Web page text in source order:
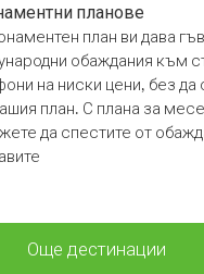
планове
план ви дава
обаждания към
на ниски цени, без да
план. С плана за
да спестите от
Още дестинации